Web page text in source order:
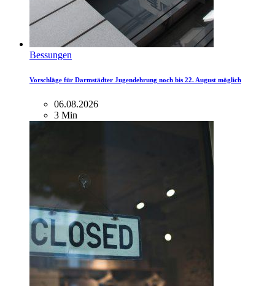
Bessungen
Vorschläge für Darmstädter Jugendehrung noch bis 22. August möglich
06.08.2026
3 Min